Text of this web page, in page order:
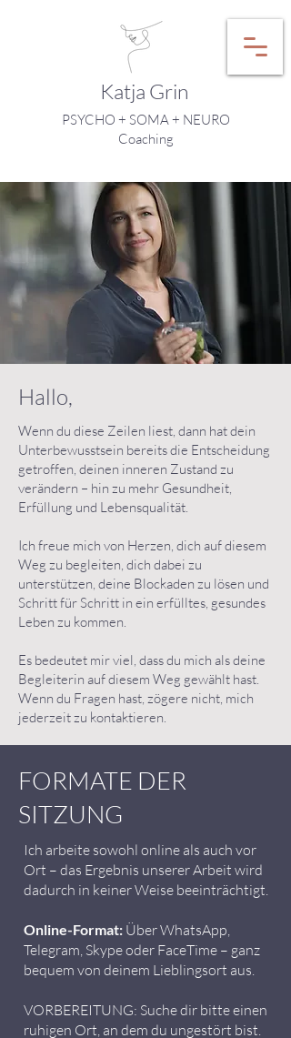
Katja Grin
PSYCHO + SOMA + NEURO
Coaching
Hallo,
Wenn du diese Zeilen liest, dann hat dein
Unterbewusstsein bereits die Entscheidung
getroffen, deinen inneren Zustand zu
verändern – hin zu mehr Gesundheit,
Erfüllung und Lebensqualität.
Ich freue mich von Herzen, dich auf diesem
Weg zu begleiten, dich dabei zu
unterstützen, deine Blockaden zu lösen und
Schritt für Schritt in ein erfülltes, gesundes
Leben zu kommen.
Es bedeutet mir viel, dass du mich als deine
Begleiterin auf diesem Weg gewählt hast.
Wenn du Fragen hast, zögere nicht, mich
jederzeit zu kontaktieren.
FORMATE DER
SITZUNG
Ich arbeite sowohl online als auch vor
Ort – das Ergebnis unserer Arbeit wird
dadurch in keiner Weise beeinträchtigt.
Online-Format: Über WhatsApp,
Telegram, Skype oder FaceTime – ganz
bequem von deinem Lieblingsort aus.
VORBEREITUNG: Suche dir bitte einen
ruhigen Ort, an dem du ungestört bist.